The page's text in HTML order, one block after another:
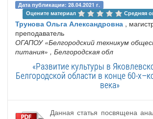
Дата публикации: 28.04.2021 г.
Оцените материал
Средняя
Трунова Ольга Александровна ,
преподаватель
ОГАПОУ «Белгородский техникум
питания» , Белгородская обл
«Развитие культуры в
Белгородской области в конце 60-
века»
Данная статья посвящена